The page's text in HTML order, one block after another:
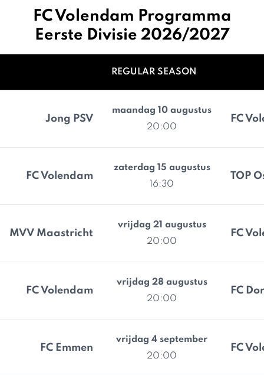
FC Volendam Programma
Eerste Divisie 2026/2027
REGULAR SEASON
Jong PSV
maandag 10 augustus
20:00
FC
FC Volendam
zaterdag 15 augustus
16:30
TOP
MVV Maastricht
vrijdag 21 augustus
20:00
FC
FC Volendam
vrijdag 28 augustus
20:00
FC
FC Emmen
vrijdag 4 september
20:00
FC